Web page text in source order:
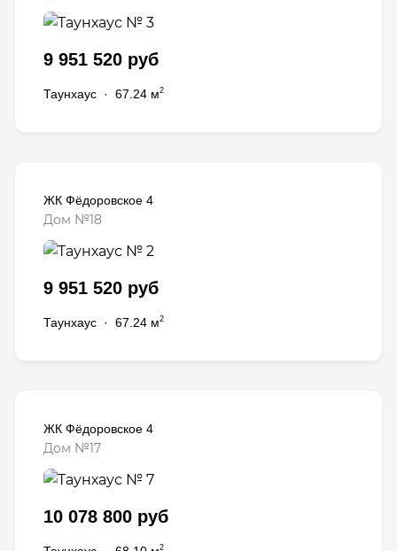
9 951 520 руб
Таунхаус · 67.24 м2
ЖК Фёдоровское 4
Дом №18
9 951 520 руб
Таунхаус · 67.24 м2
ЖК Фёдоровское 4
Дом №17
10 078 800 руб
2